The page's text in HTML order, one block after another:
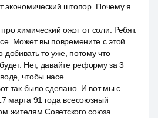
экономический штопор. Почему я
химический ожог от соли. Ребят.
Может вы повремените с этой
то уже, потому что
Нет, давайте реформу за 3
чтобы насе
так было сделано. И вот мы с
марта 91 года всесоюзный
жителям Советского союза